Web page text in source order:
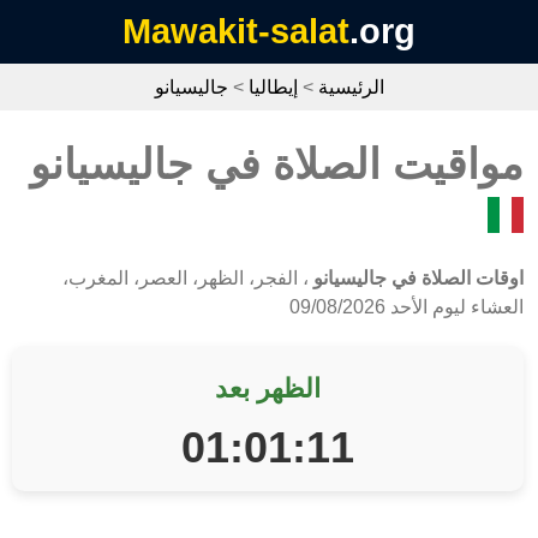
Mawakit-salat.org
الرئيسية > إيطاليا > جاليسيانو
مواقيت الصلاة في جاليسيانو
اوقات الصلاة في جاليسيانو ، الفجر، الظهر، العصر، المغرب،
العشاء ليوم الأحد 09/08/2026
الظهر بعد
01:01:11